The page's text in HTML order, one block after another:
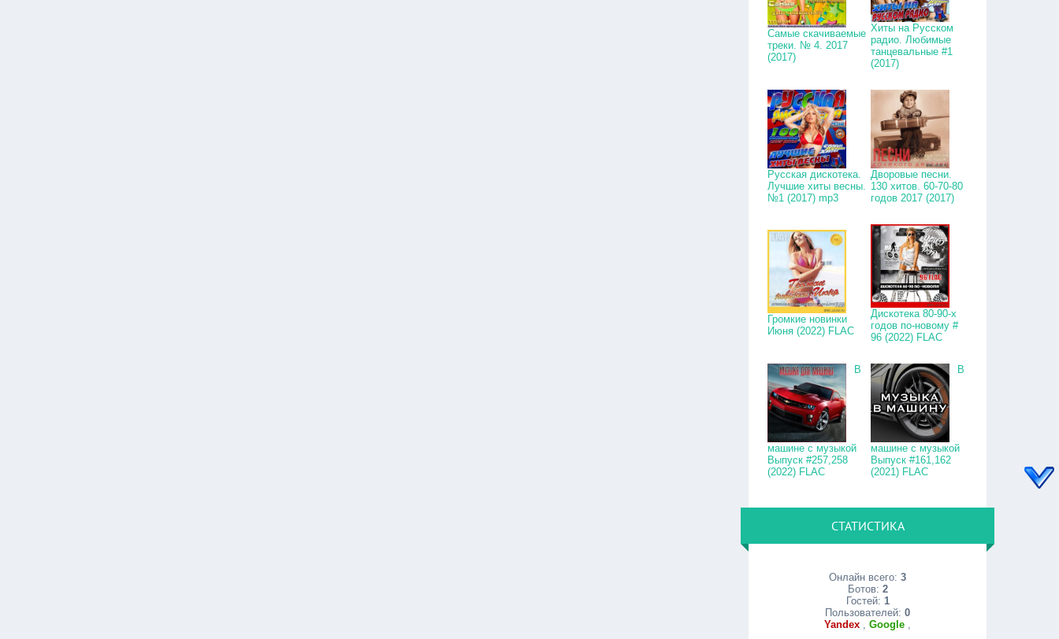
Самые скачиваемые
треки. № 4. 2017
(2017)
Хиты на Русском
радио. Любимые
танцевальные #1
(2017)
Русская дискотека.
Лучшие хиты весны.
№1 (2017) mp3
Дворовые песни.
130 хитов. 60-70-80
годов 2017 (2017)
Громкие новинки
Июня (2022) FLAC
Дискотека 80-90-х
годов по-новому #
96 (2022) FLAC
В
машине с музыкой
Выпуск #257,258
(2022) FLAC
В
машине с музыкой
Выпуск #161,162
(2021) FLAC
СТАТИСТИКА
Онлайн всего:3
Ботов: 2
Гостей: 1
Пользователей:0
Yandex ,Google ,